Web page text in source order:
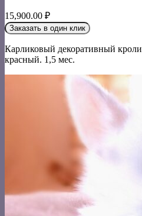
15,900.00 ₽
Заказать в один клик
Карликовый декоративный
красный. 1,5 мес.